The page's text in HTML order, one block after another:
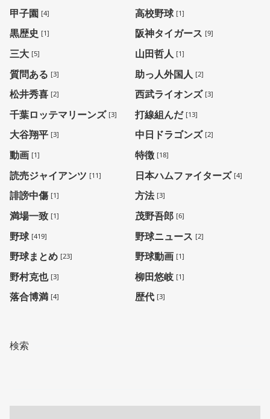
甲子園 [4] 高校野球 [1]
黒歴史 [1] 阪神タイガース [9]
三大 [5] 山田哲人 [1]
質問ある [3] 助っ人外国人 [2]
松井秀喜 [2] 西武ライオンズ [3]
千葉ロッテマリーンズ [3] 打線組んだ [13]
大谷翔平 [3] 中日ドラゴンズ [2]
動画 [1] 特徴 [18]
読売ジャイアンツ [11] 日本ハムファイターズ [4]
誹謗中傷 [1] 方法 [3]
満場一致 [1] 茂野吾郎 [6]
野球 [419] 野球ニュース [2]
野球まとめ [23] 野球動画 [1]
野村克也 [3] 柳田悠岐 [1]
落合博満 [4] 歴代 [3]
検索